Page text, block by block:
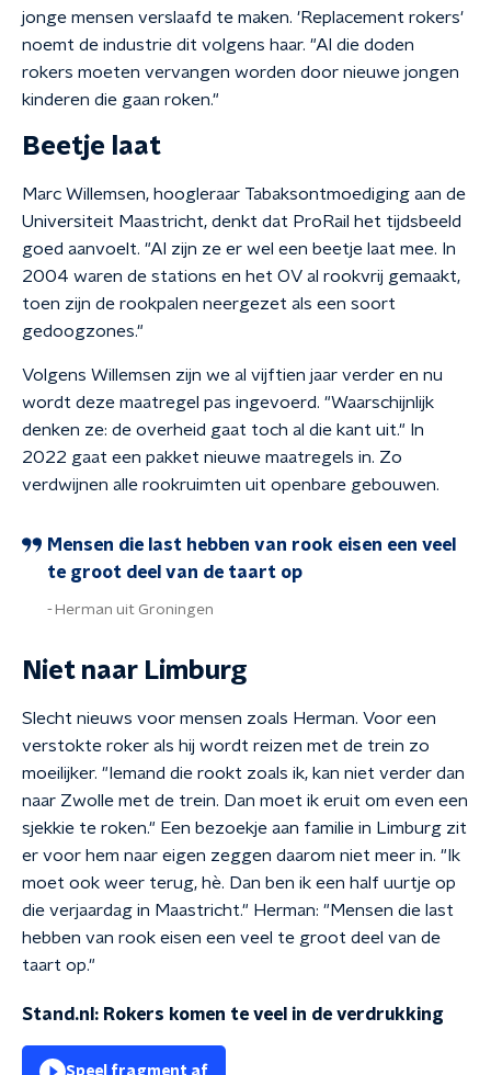
jonge mensen verslaafd te maken. 'Replacement rokers'
noemt de industrie dit volgens haar. "Al die doden
rokers moeten vervangen worden door nieuwe jongen
kinderen die gaan roken."
Beetje laat
Marc Willemsen, hoogleraar Tabaksontmoediging aan de
Universiteit Maastricht, denkt dat ProRail het tijdsbeeld
goed aanvoelt. "Al zijn ze er wel een beetje laat mee. In
2004 waren de stations en het OV al rookvrij gemaakt,
toen zijn de rookpalen neergezet als een soort
gedoogzones."
Volgens Willemsen zijn we al vijftien jaar verder en nu
wordt deze maatregel pas ingevoerd. "Waarschijnlijk
denken ze: de overheid gaat toch al die kant uit." In
2022 gaat een pakket nieuwe maatregels in. Zo
verdwijnen alle rookruimten uit openbare gebouwen.
Mensen die last hebben van rook eisen een veel
te groot deel van de taart op
Herman uit Groningen
Niet naar Limburg
Slecht nieuws voor mensen zoals Herman. Voor een
verstokte roker als hij wordt reizen met de trein zo
moeilijker. "Iemand die rookt zoals ik, kan niet verder dan
naar Zwolle met de trein. Dan moet ik eruit om even een
sjekkie te roken." Een bezoekje aan familie in Limburg zit
er voor hem naar eigen zeggen daarom niet meer in. "Ik
moet ook weer terug, hè. Dan ben ik een half uurtje op
die verjaardag in Maastricht." Herman: "Mensen die last
hebben van rook eisen een veel te groot deel van de
taart op."
Stand.nl: Rokers komen te veel in de verdrukking
Speel fragment af